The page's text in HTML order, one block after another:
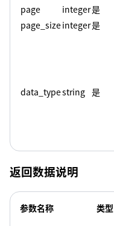
page
integer是
page_sizeinteger是
data_typestring 是
返回数据说明
参数名称 类型